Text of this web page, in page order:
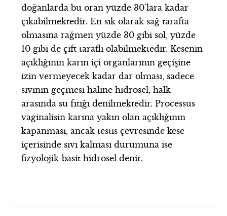
doğanlarda bu oran yüzde 30’lara kadar
çıkabilmektedir. En sık olarak sağ tarafta
olmasına rağmen yüzde 30 gibi sol, yüzde
10 gibi de çift taraflı olabilmektedir. Kesenin
açıklığının karın içi organlarının geçişine
izin vermeyecek kadar dar olması, sadece
sıvının geçmesi haline hidrosel, halk
arasında su fıtığı denilmektedir. Processus
vaginalisin karına yakın olan açıklığının
kapanması, ancak testis çevresinde kese
içerisinde sıvı kalması durumuna ise
fizyolojik-basit hidrosel denir.